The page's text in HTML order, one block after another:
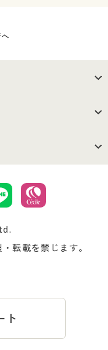
内
マップ
は
場合
転載を禁じます。
ト